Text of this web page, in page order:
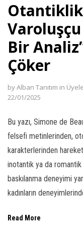
panel
panel
panel
panel
panel
panel
panel
panel
Otantiklik
Bir
Çöker
byAlban Tanıtım in
22/01/2025
Bu yazı, Simone de
felsefi metinlerinden,
karakterlerinden
inotantik ya da romantik
baskılanma deneyimi
kadınların
Read More